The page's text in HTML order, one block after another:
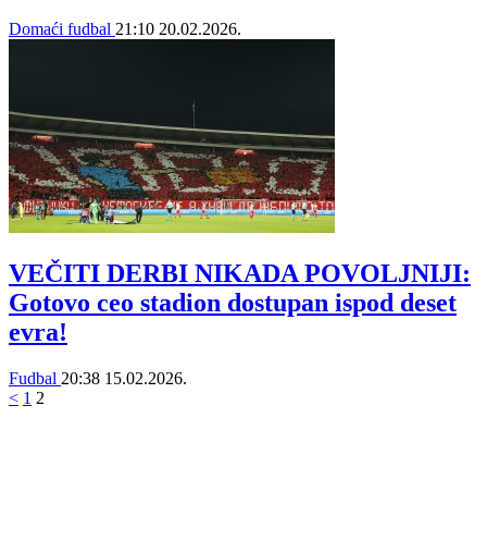
Domaći fudbal 21:10 20.02.2026.
VEČITI DERBI NIKADA POVOLJNIJI:
Gotovo ceo stadion dostupan ispod deset
evra!
Fudbal 20:38 15.02.2026.
< 1 2